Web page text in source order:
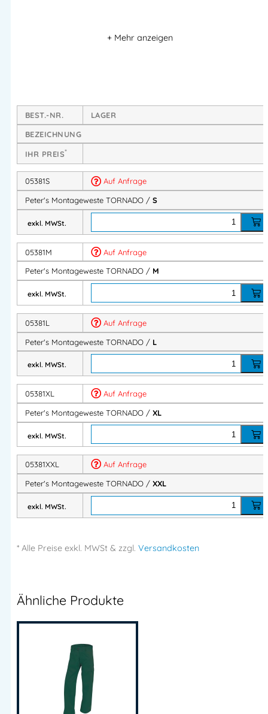
Drei übereinanderliegende Brusttaschen, rechts mit
Robuster Kunststoffreißverschluss.
Material:65% Polyester, 35% Baumwolle, 325 g/m2
Tornado Berufsbekleidung Kollektion.
Robuste Berufsbekleidung oder auch Arbeitsbekleidung
Robuste Berufskleidung oder auch Arbeitskleidung
Artikelnummer:05381 Kategorien:TORNADO MG,Westen
Herstellerinformationen
Intertex Handels GmbH
Herstelleranschrift:
Waldegg 4
5225 Jeging – AUSTRIA
Mehr Information E-Mail: info@bannenberg.at
Intertex Handels GmbH
Herstelleranschrift:
Waldegg 4
5225 Jeging – AUSTRIA
Mehr Information E-Mail: info@bannenberg.at
BEST.-NR.
LAGER
BEZEICHNUNG
IHR PREIS*
05381S
Auf Anfrage
Peter's Montageweste TORNADO / S
exkl. MWSt.
05381M
Auf Anfrage
Peter's Montageweste TORNADO / M
exkl. MWSt.
05381L
Auf Anfrage
Peter's Montageweste TORNADO / L
exkl. MWSt.
05381XL
Auf Anfrage
Peter's Montageweste TORNADO / XL
exkl. MWSt.
05381XXL
Auf Anfrage
Peter's Montageweste TORNADO / XXL
exkl. MWSt.
* Alle Preise exkl. MWSt & zzgl. Versandkosten
Ähnliche Produkte